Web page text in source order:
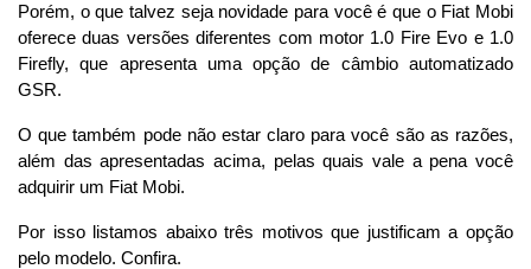
Porém, o que talvez seja novidade para você é que o Fiat Mobi
oferece duas versões diferentes com motor 1.0 Fire Evo e 1.0
Firefly, que apresenta uma opção de câmbio automatizado
GSR.
O que também pode não estar claro para você são as razões,
além das apresentadas acima, pelas quais vale a pena você
adquirir um Fiat Mobi.
Por isso listamos abaixo três motivos que justificam a opção
pelo modelo. Confira.